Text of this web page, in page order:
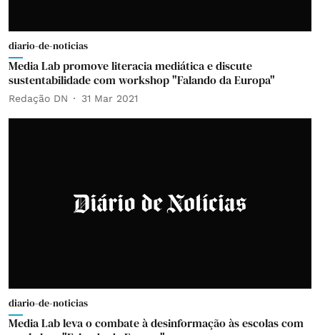
diario-de-noticias
Media Lab promove literacia mediática e discute
sustentabilidade com workshop "Falando da Europa"
Redação DN 31 Mar 2021
diario-de-noticias
Media Lab leva o combate à desinformação às escolas com